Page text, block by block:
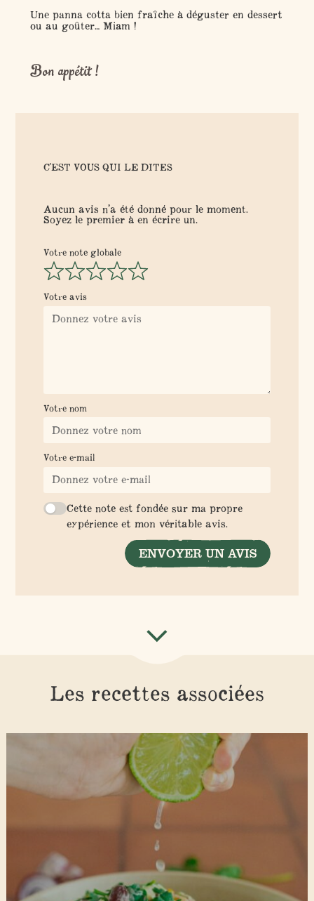
Une panna cotta bien fraîche à déguster en dessert
ou au goûter… Miam !
Bon appétit !
C'EST VOUS QUI LE DITES
Aucun avis n’a été donné pour le moment.
Soyez le premier à en écrire un.
Votre note globale
Votre avis
Votre nom
Votre e-mail
Cette note est fondée sur ma propre
expérience et mon véritable avis.
ENVOYER UN AVIS
Les recettes associées